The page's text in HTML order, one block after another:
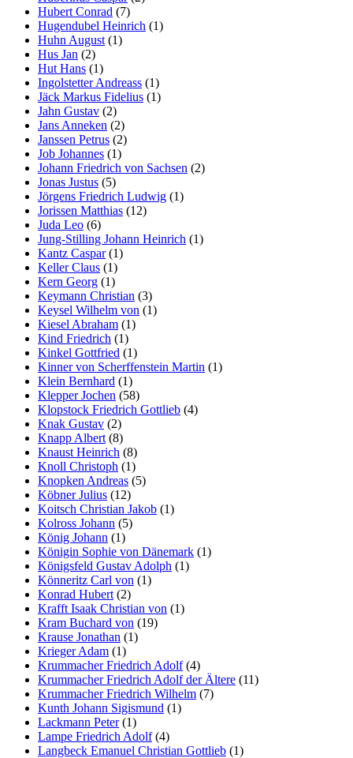
Hubert Conrad (7)
Hugendubel Heinrich (1)
Huhn August (1)
Hus Jan (2)
Hut Hans (1)
Ingolstetter Andreass (1)
Jäck Markus Fidelius (1)
Jahn Gustav (2)
Jans Anneken (2)
Janssen Petrus (2)
Job Johannes (1)
Johann Friedrich von Sachsen (2)
Jonas Justus (5)
Jörgens Friedrich Ludwig (1)
Jorissen Matthias (12)
Juda Leo (6)
Jung-Stilling Johann Heinrich (1)
Kantz Caspar(1)
Keller Claus (1)
Kern Georg (1)
Keymann Christian (3)
Keysel Wilhelm von (1)
Kiesel Abraham (1)
Kind Friedrich (1)
Kinkel Gottfried (1)
Kinner von Scherffenstein Martin (1)
Klein Bernhard (1)
Klepper Jochen (58)
Klopstock Friedrich Gottlieb (4)
Knak Gustav (2)
Knapp Albert (8)
Knaust Heinrich (8)
Knoll Christoph (1)
Knopken Andreas (5)
Köbner Julius (12)
Koitsch Christian Jakob (1)
Kolross Johann (5)
König Johann (1)
Königin Sophie von Dänemark (1)
Königsfeld Gustav Adolph (1)
Könneritz Carl von (1)
Konrad Hubert (2)
Krafft Isaak Christian von (1)
Kram Buchard von (19)
Krause Jonathan (1)
Krieger Adam (1)
Krummacher Friedrich Adolf(4)
Krummacher Friedrich Adolf der Ältere (11)
Krummacher Friedrich Wilhelm (7)
Kunth Johann Sigismund (1)
Lackmann Peter(1)
Lampe Friedrich Adolf(4)
Langbeck Emanuel Christian Gottlieb (1)